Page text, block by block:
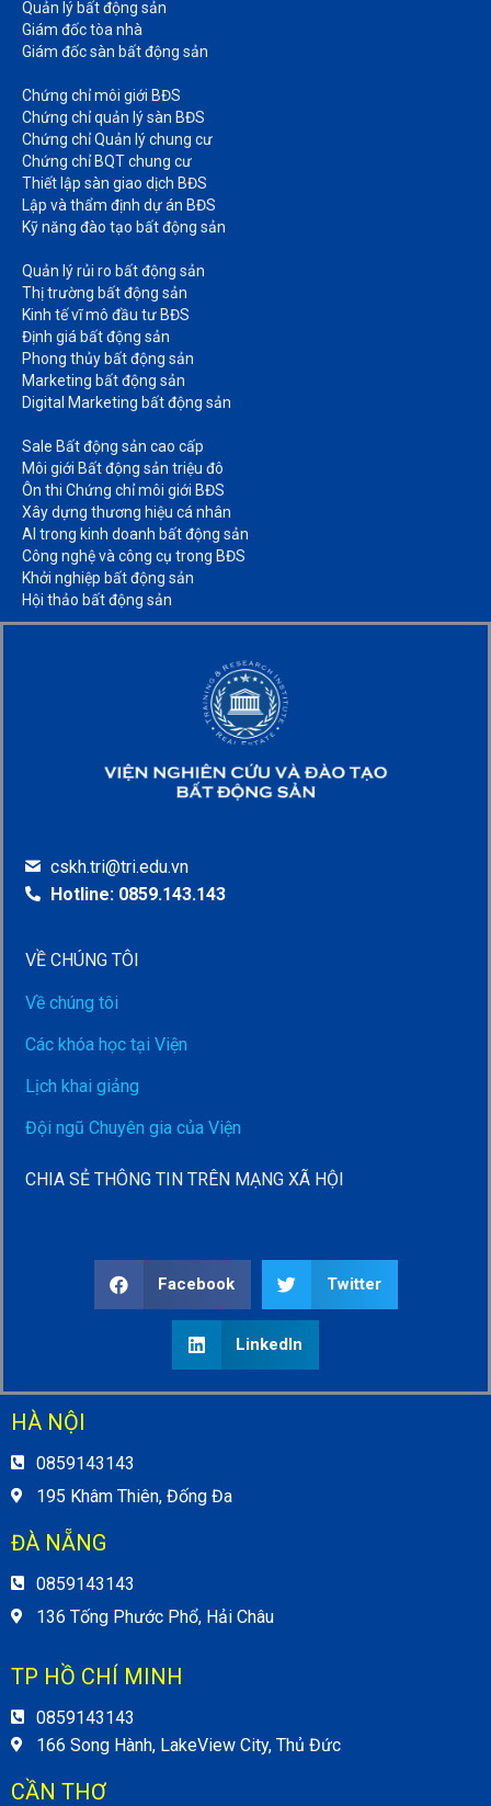
Quản lý bất động sản
Giám đốc tòa nhà​
Giám đốc sàn bất động sản
Chứng chỉ môi giới BĐS​
Chứng chỉ quản lý sàn BĐS
Chứng chỉ Quản lý chung cư​
Chứng chỉ BQT chung cư​
Thiết lập sàn giao dịch BĐS​
Lập và thẩm định dự án BĐS​
Kỹ năng đào tạo bất động sản​
Quản lý rủi ro bất động sản​
Thị trường bất động sản​
Kinh tế vĩ mô đầu tư BĐS​
Định giá bất động sản​
Phong thủy bất động sản​
Marketing bất động sản​
Digital Marketing bất động sản​
Sale Bất động sản cao cấp​
Môi giới Bất động sản triệu đô​
Ôn thi Chứng chỉ môi giới BĐS​
Xây dựng thương hiệu cá nhân​
AI trong kinh doanh bất động sản​
Công nghệ và công cụ trong BĐS​
Khởi nghiệp bất động sản​
Hội thảo bất động sản​
cskh.tri@tri.edu.vn
Hotline: 0859.143.143
VỀ CHÚNG TÔI
Về chúng tôi
Các khóa học tại Viện
Lịch khai giảng
Đội ngũ Chuyên gia của Viện
CHIA SẺ THÔNG TIN TRÊN MẠNG XÃ HỘI
Facebook Twitter
LinkedIn
HÀ NỘI
0859143143
195 Khâm Thiên, Đống Đa
ĐÀ NẴNG
0859143143
136 Tống Phước Phổ, Hải Châu
TP HỒ CHÍ MINH
0859143143
166 Song Hành, LakeView City, Thủ Đức
CẦN THƠ